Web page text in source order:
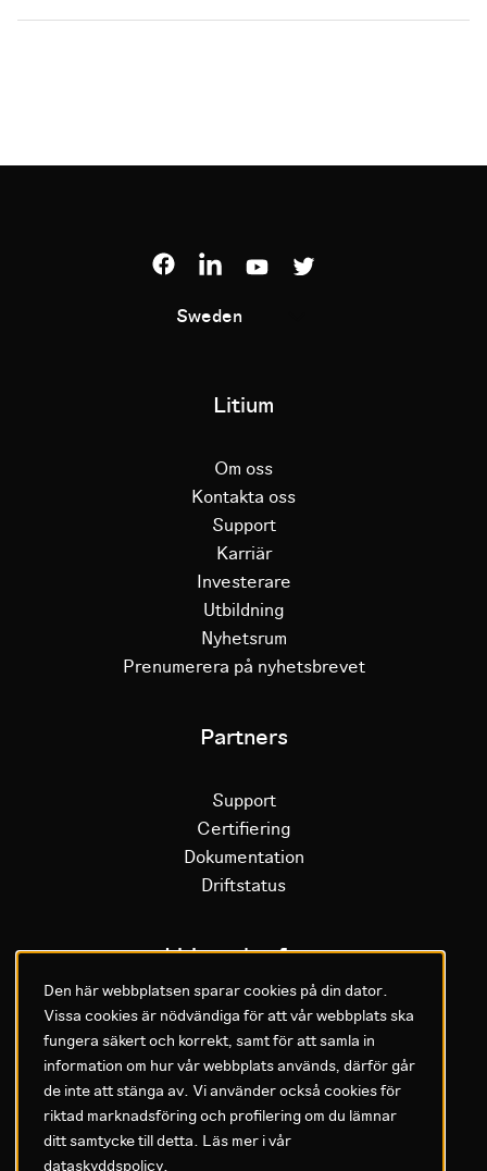
Den här webbplatsen sparar cookies på din dator.
Vissa cookies är nödvändiga för att vår webbplats ska
fungera säkert och korrekt, samt för att samla in
information om hur vår webbplats används, därför går
de inte att stänga av. Vi använder också cookies för
riktad marknadsföring och profilering om du lämnar
ditt samtycke till detta. Läs mer i vår
dataskyddspolicy.
Sweden
Litium
Om oss
Kontakta oss
Support
Karriär
Investerare
Utbildning
Nyhetsrum
Prenumerera på nyhetsbrevet
Partners
Support
Certifiering
Dokumentation
Driftstatus
Litium plattform
Varför Litium
Kom igång med Litium
GDPR & Agreements
Privacy policy